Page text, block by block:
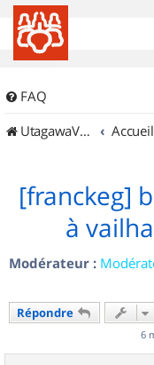
FAQ
UtagawaVTT (Randos VTT et VTTAE avec traces GPS)
[franckeg]
à
Modérateur :
Répondre
6